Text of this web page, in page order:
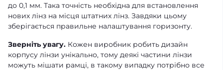
до 0,1 мм. Така точність необхідна для встановлення
нових лінз на місця штатних лінз. Завдяки цьому
зберігається правильне налаштування горизонту.
Зверніть увагу. Кожен виробник робить дизайн
корпусу лінзи унікально, тому деякі частини лінзи
можуть мішати рамці, в такому випадку потрібно все